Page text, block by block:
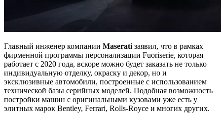
Главный инженер компании Maserati заявил, что в рамках
фирменной программы персонализации Fuoriserie, которая
работает с 2020 года, вскоре можно будет заказать не только
индивидуальную отделку, окраску и декор, но и
эксклюзивные автомобили, построенные с использованием
технической базы серийных моделей. Подобная возможность
постройки машин с оригинальными кузовами уже есть у
элитных марок Bentley, Ferrari, Rolls-Royce и многих других.